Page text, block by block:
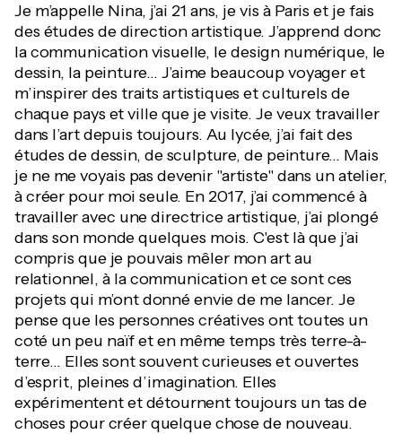
Je m’appelle Nina, j’ai 21 ans, je vis à Paris et je fais
des études de direction artistique. J’apprend donc
la communication visuelle, le design numérique, le
dessin, la peinture… J’aime beaucoup voyager et
m’inspirer des traits artistiques et culturels de
chaque pays et ville que je visite. Je veux travailler
dans l’art depuis toujours. Au lycée, j’ai fait des
études de dessin, de sculpture, de peinture… Mais
je ne me voyais pas devenir "artiste" dans un atelier,
à créer pour moi seule. En 2017, j’ai commencé à
travailler avec une directrice artistique, j’ai plongé
dans son monde quelques mois. C'est là que j’ai
compris que je pouvais mêler mon art au
relationnel, à la communication et ce sont ces
projets qui m’ont donné envie de me lancer. Je
pense que les personnes créatives ont toutes un
coté un peu naïf et en même temps très terre-à-
terre… Elles sont souvent curieuses et ouvertes
d’esprit, pleines d’imagination. Elles
expérimentent et détournent toujours un tas de
choses pour créer quelque chose de nouveau.